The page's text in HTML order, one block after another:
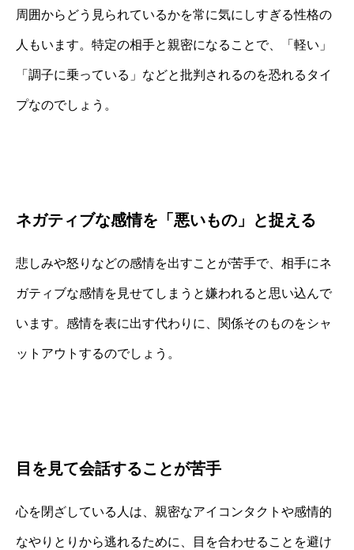
周囲からどう見られているかを常に気にしすぎる性格の
人もいます。特定の相手と親密になることで、「軽い」
「調子に乗っている」などと批判されるのを恐れるタイ
プなのでしょう。
ネガティブな感情を「悪いもの」と捉える
悲しみや怒りなどの感情を出すことが苦手で、相手にネ
ガティブな感情を見せてしまうと嫌われると思い込んで
います。感情を表に出す代わりに、関係そのものをシャ
ットアウトするのでしょう。
目を見て会話することが苦手
心を閉ざしている人は、親密なアイコンタクトや感情的
なやりとりから逃れるために、目を合わせることを避け